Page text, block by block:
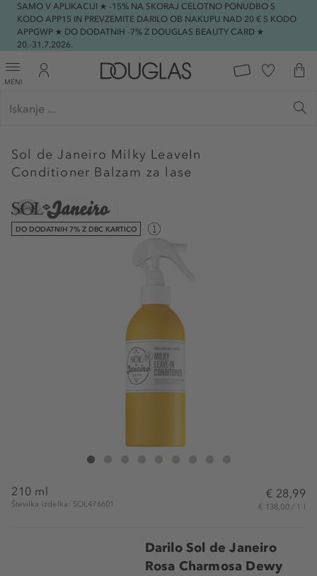
SAMO V APLIKACIJI ★ -15% NA SKORAJ CELOTNO PONUDBO S
KODO APP15 IN PREVZEMITE DARILO OB NAKUPU NAD 20 € S KODO
APPGWP ★ DO DODATNIH -7% Z DOUGLAS BEAUTY CARD ★
20.-31.7.2026.
MENI
Sol de Janeiro Milky LeaveIn
Conditioner Balzam za lase
DO DODATNIH 7% Z DBC KARTICO
Sol de Janeiro Milky Leave-In Conditioner
210 ml
Številka izdelka: SOL476601
€ 28,99
€ 138,00 / 1 l
Darilo Sol de Janeiro
Rosa Charmosa Dewy